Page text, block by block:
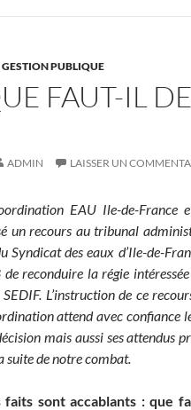
PUBLIQUE
FAUT-IL
ADMIN LAISSER UN
EAU Ile-de-France
un recours au tribunal
Syndicat des eaux d’Ile-de-
reconduire la régie
L’instruction de ce
attend avec confiance
mais aussi ses attendus
suite de notre combat.
faits sont accablants : que